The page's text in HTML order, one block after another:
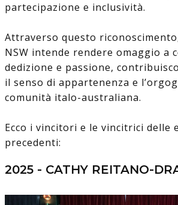
partecipazione e inclusività.
Attraverso questo
NSW intende rendere omaggio a
dedizione e passione,
il senso di appartenenza e
comunità italo-australiana.
Ecco i vincitori e le vincitrici delle
precedenti:
2025 - CATHY REITANO-